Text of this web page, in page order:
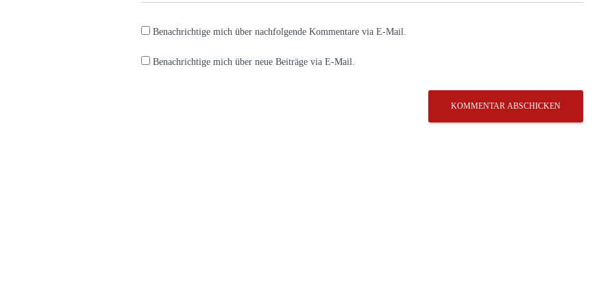
Benachrichtige mich über nachfolgende Kommentare via E-Mail.
Benachrichtige mich über neue Beiträge via E-Mail.